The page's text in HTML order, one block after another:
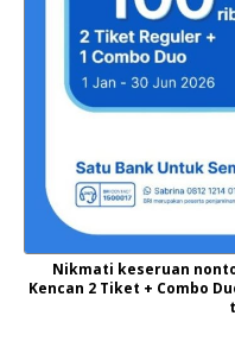
Nikmati keseruan
Kencan 2 Tiket + Combo